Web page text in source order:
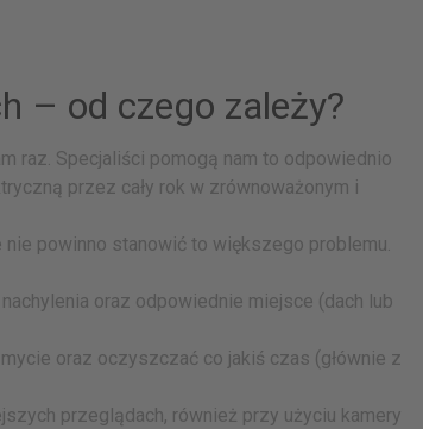
– od czego zależy?
raz. Specjaliści pomogą nam to odpowiednio
przez cały rok w zrównoważonym i
powinno stanowić to większego problemu.
oraz odpowiednie miejsce (dach lub
oraz oczyszczać co jakiś czas (głównie z
przeglądach, również przy użyciu kamery